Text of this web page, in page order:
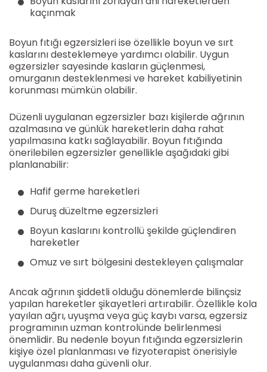
kaçınmak
Boyun fıtığı egzersizleri ise özellikle boyun ve sırt
kaslarını desteklemeye yardımcı olabilir. Uygun
egzersizler sayesinde kasların güçlenmesi,
omurganın desteklenmesi ve hareket kabiliyetinin
korunması mümkün olabilir.
Düzenli uygulanan egzersizler bazı kişilerde ağrının
azalmasına ve günlük hareketlerin daha rahat
yapılmasına katkı sağlayabilir. Boyun fıtığında
önerilebilen egzersizler genellikle aşağıdaki gibi
planlanabilir:
Hafif germe hareketleri
Duruş düzeltme egzersizleri
Boyun kaslarını kontrollü şekilde güçlendiren
hareketler
Omuz ve sırt bölgesini destekleyen çalışmalar
Ancak ağrının şiddetli olduğu dönemlerde bilinçsiz
yapılan hareketler şikayetleri artırabilir. Özellikle kola
yayılan ağrı, uyuşma veya güç kaybı varsa, egzersiz
programının uzman kontrolünde belirlenmesi
önemlidir. Bu nedenle boyun fıtığında egzersizlerin
kişiye özel planlanması ve fizyoterapist önerisiyle
uygulanması daha güvenli olur.